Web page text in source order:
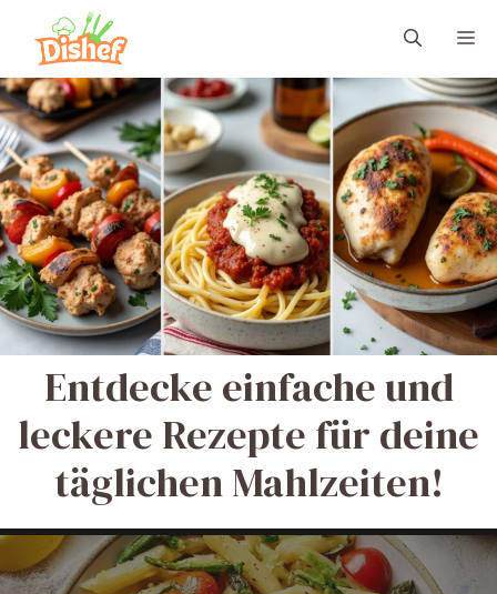
Inhalt
springen
Entdecke einfache und
leckere Rezepte für deine
täglichen Mahlzeiten!